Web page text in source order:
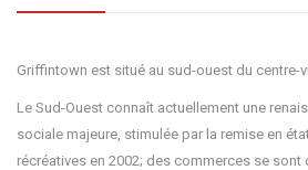
Griffintown est situé au sud-ouest du centre-
Le Sud-Ouest connaît actuellement une
sociale majeure, stimulée par la remise en
récréatives en 2002; des commerces se